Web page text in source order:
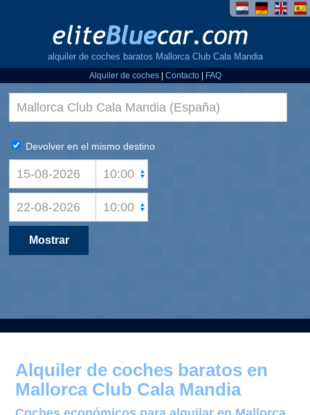
alquiler de coches baratos Mallorca Club Cala Mandia
Alquiler de coches| Contacto| FAQ
Alquiler de coches baratos en
Mallorca Club Cala Mandia
Devolver en el mismo destino